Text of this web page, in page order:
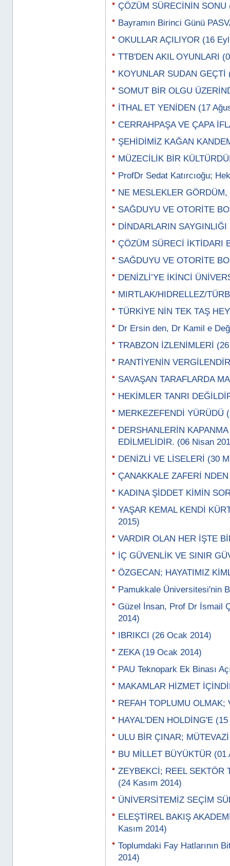
ÇÖZÜM SÜRECİNİN SONU
Bayramın Birinci Günü
OKULLAR AÇILIYOR (16
TTB'DEN AKIL OYUNLARI
KOYUNLAR SUDAN GEÇTİ
SOMUT BİR OLGU
İTHAL ET YENİDEN (17
CERRAHPAŞA VE ÇAPA
ŞEHİDİMİZ KAĞAN
MÜZECİLİK BİR
ProfDr Sedat Katırcıoğu;
NE MESLEKLER
SAĞDUYU VE OTORİTE
DİNDARLARIN
ÇÖZÜM SÜRECİ İKTİDARI
SAĞDUYU VE OTORİTE
DENİZLİ’YE İKİNCİ
MIRTLAK/HIDRELLEZ/
TÜRKİYE NİN TEK TAŞ
Dr Ersin den, Dr Kamil e
TRABZON İZLENİMLERİ
RANTİYENİN
SAVAŞAN TARAFLARDA
HEKİMLER TANRI
MERKEZEFENDİ YÜRÜDÜ
DERSHANLERİN
EDİLMELİDİR. (06 Nisan
DENİZLİ VE LİSELERİ (30
ÇANAKKALE ZAFERİ
KADINA ŞİDDET KİMİN
YAŞAR KEMAL KENDİ
2015)
VARDIR OLAN HER İŞTE
İÇ GÜVENLİK VE SINIR
ÖZGECAN; HAYATIMIZ
Pamukkale Üniversitesi'nin
Güzel İnsan, Prof Dr İsmail
2014)
IBRIKCI (26 Ocak 2014)
ZEKA (19 Ocak 2014)
PAU Teknopark Ek Binası
MAKAMLAR HİZMET
REFAH TOPLUMU OLMAK;
HAYAL'DEN HOLDİNG'E (15
ULU BİR ÇINAR;
BU MİLLET BÜYÜKTÜR (01
ZEYBEKCİ; REEL SEKTÖR
(24 Kasım 2014)
ÜNİVERSİTEMİZ SEÇİM
ELEŞTİREL BAKIŞ
Kasım 2014)
Toplumdaki Fay Hatlarının
2014)